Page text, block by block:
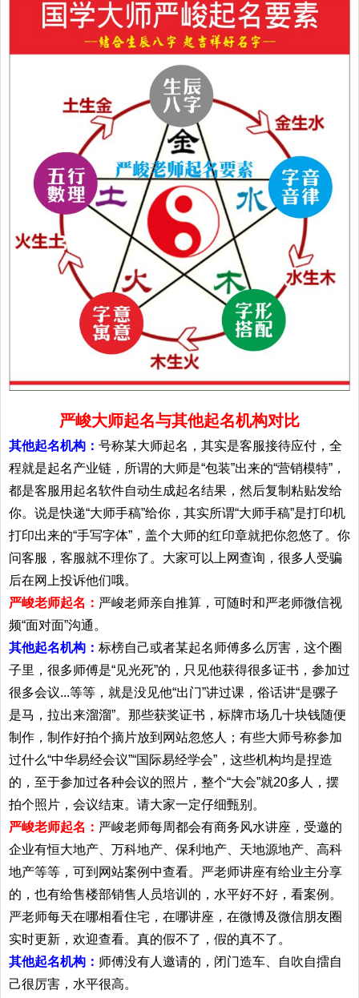
严峻大师起名与其他起名机构对比
其他起名机构： 号称某大师起名，其实是客服接待应付，全
程就是起名产业链，所谓的大师是“包装”出来的“营销模特”，
都是客服用起名软件自动生成起名结果，然后复制粘贴发给
你。说是快递“大师手稿”给你，其实所谓“大师手稿”是打印机
打印出来的“手写字体”，盖个大师的红印章就把你忽悠了。你
问客服，客服就不理你了。大家可以上网查询，很多人受骗
后在网上投诉他们哦。
严峻老师起名： 严峻老师亲自推算，可随时和严老师微信视
频“面对面”沟通。
其他起名机构： 标榜自己或者某起名师傅多么厉害，这个圈
子里，很多师傅是“见光死”的，只见他获得很多证书，参加过
很多会议...等等，就是没见他“出门”讲过课，俗话讲“是骡子
是马，拉出来溜溜”。那些获奖证书，标牌市场几十块钱随便
制作，制作好拍个摘片放到网站忽悠人；有些大师号称参加
过什么“中华易经会议”“国际易经学会”，这些机构均是捏造
的，至于参加过各种会议的照片，整个“大会”就20多人，摆
拍个照片，会议结束。请大家一定仔细甄别。
严峻老师起名： 严峻老师每周都会有商务风水讲座，受邀的
企业有恒大地产、万科地产、保利地产、天地源地产、高科
地产等等，可到网站案例中查看。严老师讲座有给业主分享
的，也有给售楼部销售人员培训的，水平好不好，看案例。
严老师每天在哪相看住宅，在哪讲座，在微博及微信朋友圈
实时更新，欢迎查看。真的假不了，假的真不了。
其他起名机构： 师傅没有人邀请的，闭门造车、自吹自擂自
己很厉害，水平很高。